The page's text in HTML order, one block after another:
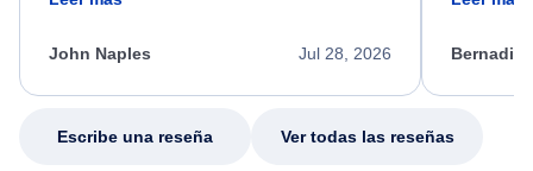
process. She quickly found a solution and
appreciate her excellent service.
Jul 28, 2026
John Naples
my issue.
Escribe una reseña Ver todas las reseñas